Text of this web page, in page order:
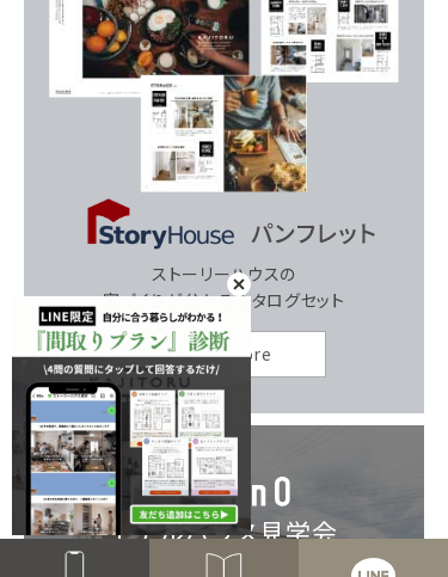
モデルハウス見学会
ストーリーハウスの
家づくりが分かるカタログセット
Read more